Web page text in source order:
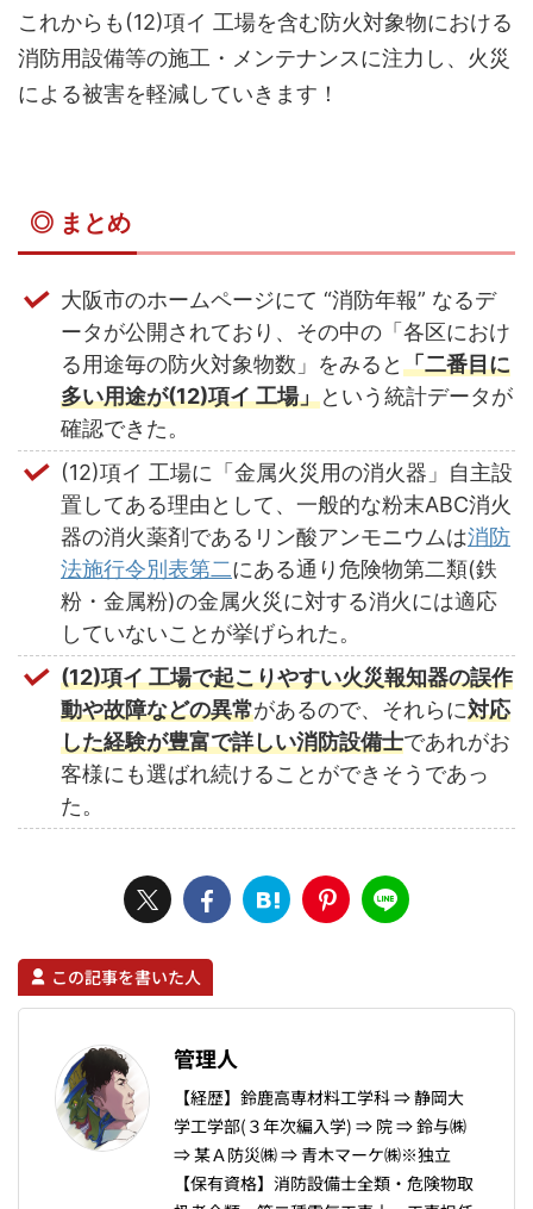
これからも(12)項イ 工場を含む防火対象物における
消防用設備等の施工・メンテナンスに注力し、火災
による被害を軽減していきます！
◎ まとめ
大阪市のホームページにて “消防年報” なるデ
ータが公開されており、その中の「各区におけ
る用途毎の防火対象物数」をみると「二番目に
多い用途が(12)項イ 工場」という統計データが
確認できた。
(12)項イ 工場に「金属火災用の消火器」自主設
置してある理由として、一般的な粉末ABC消火
器の消火薬剤であるリン酸アンモニウムは消防
法施行令別表第二にある通り危険物第二類(鉄
粉・金属粉)の金属火災に対する消火には適応
していないことが挙げられた。
(12)項イ 工場で起こりやすい火災報知器の誤作
動や故障などの異常があるので、それらに対応
した経験が豊富で詳しい消防設備士であれがお
客様にも選ばれ続けることができそうであっ
た。
この記事を書いた人
管理人
【経歴】鈴鹿高専材料工学科 ⇒ 静岡大
学工学部(３年次編入学) ⇒ 院 ⇒ 鈴与㈱
⇒ 某Ａ防災㈱ ⇒ 青木マーケ㈱※独立
【保有資格】消防設備士全類・危険物取